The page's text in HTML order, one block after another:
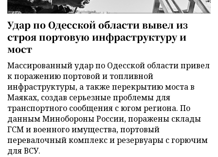
Удар по Одесской области вывел из
строя портовую инфраструктуру и
мост
Массированный удар по Одесской области привел
к поражению портовой и топливной
инфраструктуры, а также перекрытию моста в
Маяках, создав серьезные проблемы для
транспортного сообщения с югом региона. По
данным Минобороны России, поражены склады
ГСМ и военного имущества, портовый
перевалочный комплекс и резервуары с горючим
для ВСУ.